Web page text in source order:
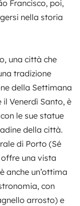
Francisco, poi,
nella storia
una città che
tradizione
della Settimana
Venerdì Santo, è
le sue statue
della città.
di Porto (Sé
una vista
anche un’ottima
con
arrosto) e